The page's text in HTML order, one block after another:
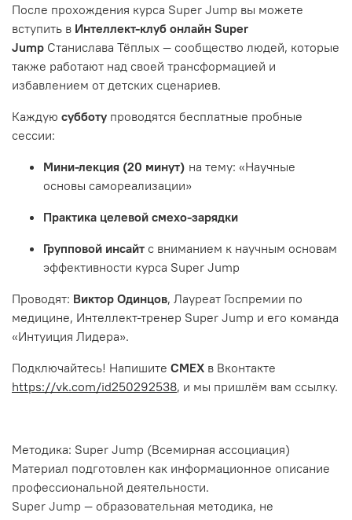
После прохождения курса Super Jump вы можете
вступить в Интеллект-клуб онлайн Super
Jump Станислава Тёплых — сообщество людей, которые
также работают над своей трансформацией и
избавлением от детских сценариев.
Каждую субботу проводятся бесплатные пробные
сессии:
Мини-лекция (20 минут) на тему: «Научные
основы самореализации»
Практика целевой смехо-зарядки
Групповой инсайт с вниманием к научным основам
эффективности курса Super Jump
Проводят: Виктор Одинцов, Лауреат Госпремии по
медицине, Интеллект-тренер Super Jump и его команда
«Интуиция Лидера».
Подключайтесь! Напишите СМЕХ в Вконтакте
https://vk.com/id250292538, и мы пришлём вам ссылку.
Методика: Super Jump (Всемирная ассоциация)
Материал подготовлен как информационное описание
профессиональной деятельности.
Super Jump — образовательная методика, не